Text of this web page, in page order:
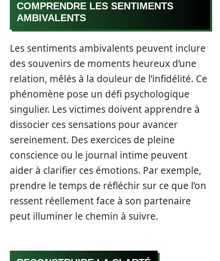
COMPRENDRE LES SENTIMENTS
AMBIVALENTS
Les sentiments ambivalents peuvent inclure
des souvenirs de moments heureux d’une
relation, mêlés à la douleur de l’infidélité. Ce
phénomène pose un défi psychologique
singulier. Les victimes doivent apprendre à
dissocier ces sensations pour avancer
sereinement. Des exercices de pleine
conscience ou le journal intime peuvent
aider à clarifier ces émotions. Par exemple,
prendre le temps de réfléchir sur ce que l’on
ressent réellement face à son partenaire
peut illuminer le chemin à suivre.